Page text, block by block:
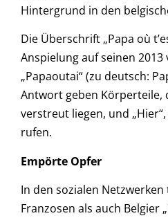
Hintergrund in den
Die Überschrift „Papa où
Anspielung auf seinen
„Papaoutai“ (zu deutsch:
Antwort geben Körperteile,
verstreut liegen, und „Hier“,
rufen.
Empörte Opfer
In den sozialen
Franzosen als auch Belgier